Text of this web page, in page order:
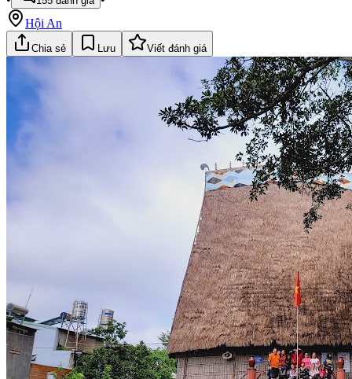
Hội An
Chia sẻ Lưu Viết đánh giá